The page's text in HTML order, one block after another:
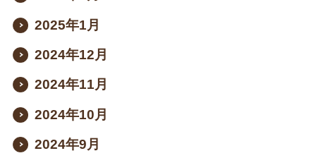
2025年1月
2024年12月
2024年11月
2024年10月
2024年9月